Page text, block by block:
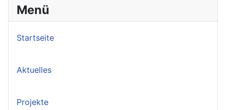
Menü
Startseite
Aktuelles
Projekte